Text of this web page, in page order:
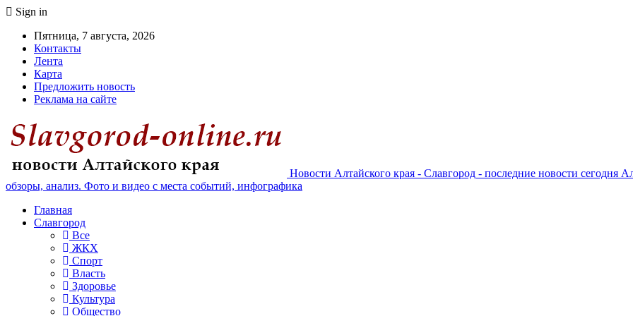
Sign in
Пятница, 7 августа, 2026
Контакты
Лента
Карта
Предложить новость
Реклама на сайте
Новости Алтайского края - Славгород - последние новости сегодня
обзоры, анализ. Фото и видео с места событий, инфографика
Главная
Славгород
Все
ЖКХ
Спорт
Власть
Здоровье
Культура
Общество